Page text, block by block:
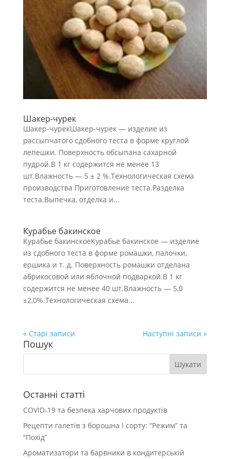
Шакер-чурек
Шакер-чурекШакер-чурек — изделие из
рассыпчатого сдобного теста в форме круглой
лепешки. Поверхность обсыпана сахарной
пудрой.В 1 кг содержится не менее 13
шт.Влажность — 5 ± 2 %.Технологическая схема
производства Приготовление теста.Разделка
теста.Выпечка, отделка и...
Курабье бакинское
Курабье бакинскоеКурабье бакинское — изделие
из сдобного теста в форме ромашки, палочки,
ершика и т. д. Поверхность ромашки отделана
абрикосовой или яблочной подваркой.В 1 кг
содержится не менее 40 шт.Влажность — 5,0
±2,0%.Технологическая схема...
« Старі записи Наступні записи »
Пошук
Останні статті
COVID-19 та безпека харчових продуктів
Рецепти галетів з борошна І сорту: “Режим” та
“Похід”
Ароматизатори та барвники в кондитерській